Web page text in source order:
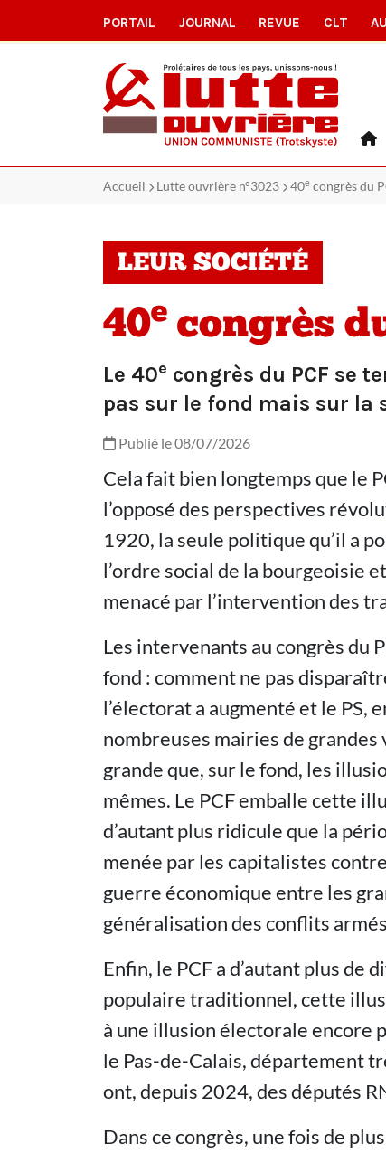
PORTAIL JOURNAL REVUE CLT
Accueil Lutte ouvrière n°3023 40e congrès du
LEUR SOCIÉTÉ
40e congrès
Le 40e congrès du PCF se
pas sur le fond mais sur la
Publié le 08/07/2026
Cela fait bien longtemps que le
l’opposé des perspectives
1920, la seule politique qu’il a
l’ordre social de la bourgeoisie
menacé par l’intervention des
Les intervenants au congrès du
fond : comment ne pas
l’électorat a augmenté et le PS,
nombreuses mairies de
grande que, sur le fond, les
mêmes. Le PCF emballe cette
d’autant plus ridicule que la
menée par les capitalistes
guerre économique entre les
généralisation des conflits
Enfin, le PCF a d’autant plus
populaire traditionnel, cette
à une illusion électorale encore
le Pas-de-Calais, département
ont, depuis 2024, des députés
Dans ce congrès, une fois de